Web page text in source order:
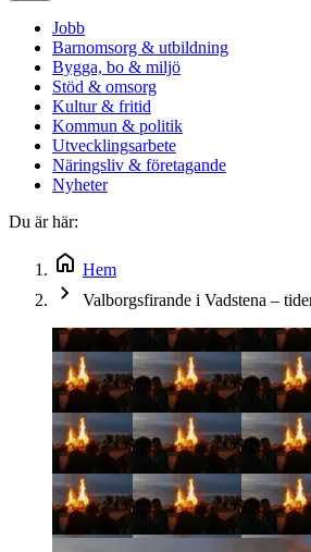
Jobb
Barnomsorg & utbildning
Bygga, bo & miljö
Stöd & omsorg
Kultur & fritid
Kommun & politik
Utvecklingsarbete
Näringsliv & företagande
Nyheter
Du är här:
Hem
Valborgsfirande i Vadstena –